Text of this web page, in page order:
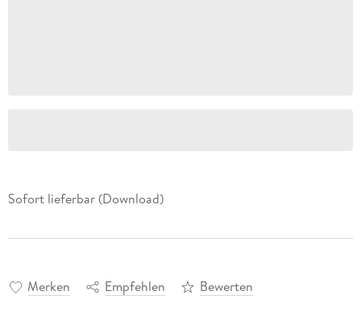
Sofort lieferbar (Download)
Merken Empfehlen Bewerten